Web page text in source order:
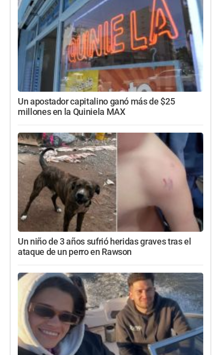
Un apostador capitalino ganó más de $25
millones en la Quiniela MAX
Un niño de 3 años sufrió heridas graves tras el
ataque de un perro en Rawson